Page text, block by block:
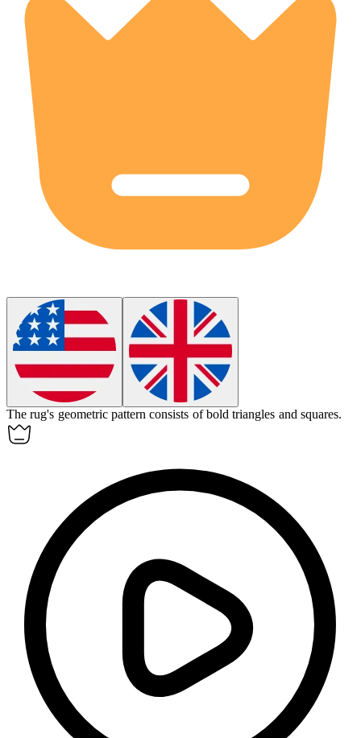
The rug's geometric pattern consists of bold triangles and squares.